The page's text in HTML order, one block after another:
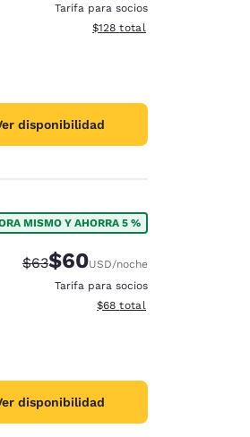
Tarifa para socios
Ver detalles totales
$128 total
disponibilidad
MISMO Y AHORRA 5 %
Tarifa tachada:
$63Tarifa reducida:
$60USD/noche
Tarifa para socios
Ver detalles totales
$68 total
disponibilidad